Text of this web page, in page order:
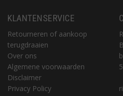
KLANTENSERVICE
Retourneren of aankoop
terugdraaien
Over ons
Algemene voorwaarden
Disclaimer
Privacy Policy